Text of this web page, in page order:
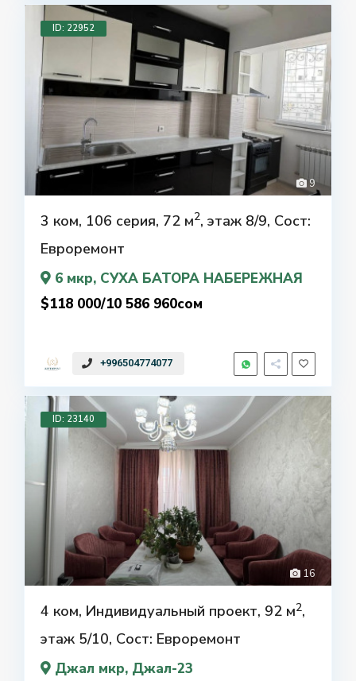
9
ID: 22952
3 ком, 106 серия, 72 м2, этаж 8/9, Сост:
Евроремонт
6 мкр, СУХА БАТОРА НАБЕРЕЖНАЯ
$118 000/10 586 960сом
+996504774077
16
ID: 23140
4 ком, Индивидуальный проект, 92 м2,
этаж 5/10, Сост: Евроремонт
Джал мкр, Джал-23